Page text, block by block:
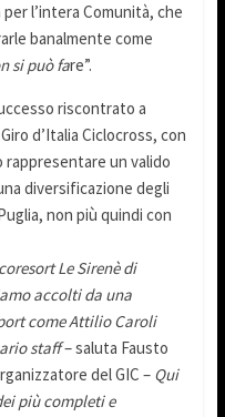
l’intera Comunità, che
banalmente come
si può fare”.
riscontrato a
d’Italia Ciclocross, con
rappresentare un valido
diversificazione degli
non più quindi con
Le Sirenè di
accolti da una
come Attilio Caroli
staff– saluta Fausto
del GIC – Qui
più completi e